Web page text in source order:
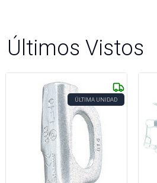
Últimos Vistos
ÚLTIMA UNIDAD